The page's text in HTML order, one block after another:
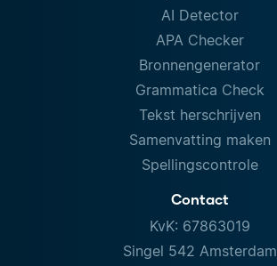
AI Detector
APA Checker
Bronnengenerator
Grammatica Check
Tekst herschrijven
Samenvatting maken
Spellingscontrole
Contact
KvK: 67863019
Singel 542 Amsterdam